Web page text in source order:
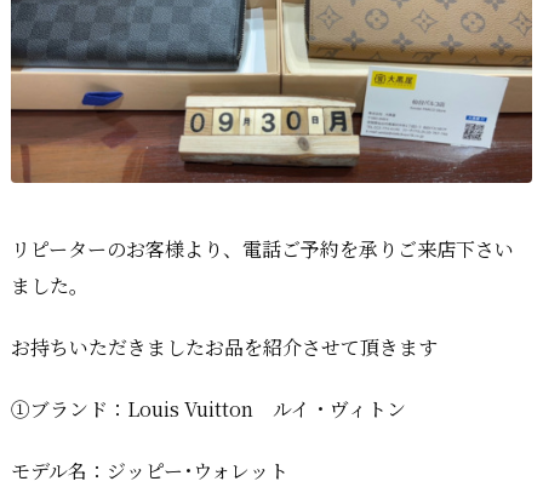
リピーターのお客様より、電話ご予約を承りご来店下さい
ました。
お持ちいただきましたお品を紹介させて頂きます
①ブランド：Louis Vuitton ルイ・ヴィトン
モデル名：ジッピー･ウォレット